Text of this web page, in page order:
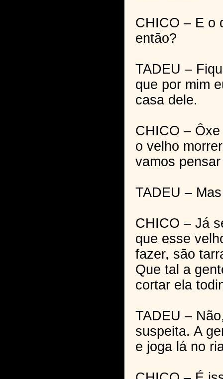
CHICO – E o
então?
TADEU –
que por mim
casa dele.
CHICO –
o velho
vamos
TADEU –
CHICO – Já
que esse
fazer, são
Que tal a
cortar ela
TADEU –
suspeita. A
e joga lá no